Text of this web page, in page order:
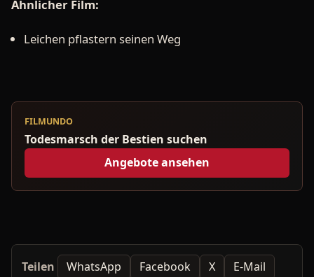
Ähnlicher Film:
Leichen pflastern seinen Weg
FILMUNDO
Todesmarsch der Bestien suchen
Angebote ansehen
Teilen WhatsApp Facebook X E-Mail